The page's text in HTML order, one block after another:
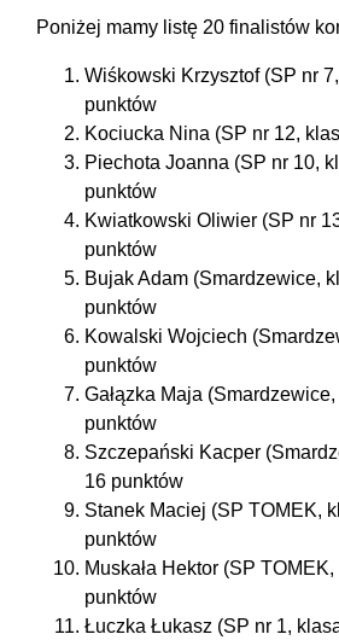
Poniżej mamy listę 20 finalistów
Wiśkowski Krzysztof (SP nr
punktów
Kociucka Nina (SP nr 12,
Piechota Joanna (SP nr 10,
punktów
Kwiatkowski Oliwier (SP nr
punktów
Bujak Adam (Smardzewice,
punktów
Kowalski Wojciech
punktów
Gałązka Maja
punktów
Szczepański Kacper
16 punktów
Stanek Maciej (SP TOMEK,
punktów
Muskała Hektor (SP
punktów
Łuczka Łukasz (SP nr 1,